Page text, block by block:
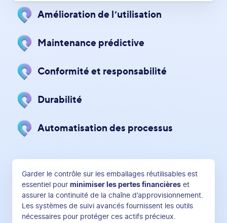
Amélioration de l’utilisation
Maintenance prédictive
Conformité et responsabilité
Durabilité
Automatisation des processus
Garder le contrôle sur les emballages réutilisables est
essentiel pourminimiser les pertes financières et
assurer la continuité de la chaîne d’approvisionnement.
Les systèmes de suivi avancés fournissent les outils
nécessaires pour protéger ces actifs précieux.